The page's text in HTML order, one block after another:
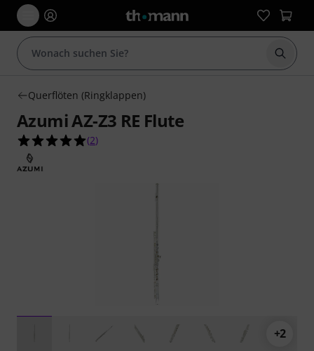
Suche
Querflöten (Ringklappen)
Azumi AZ-Z3 RE Flute
5.0 von 5 Sternen aus 2 Kundenbewertungen
(2)
+2